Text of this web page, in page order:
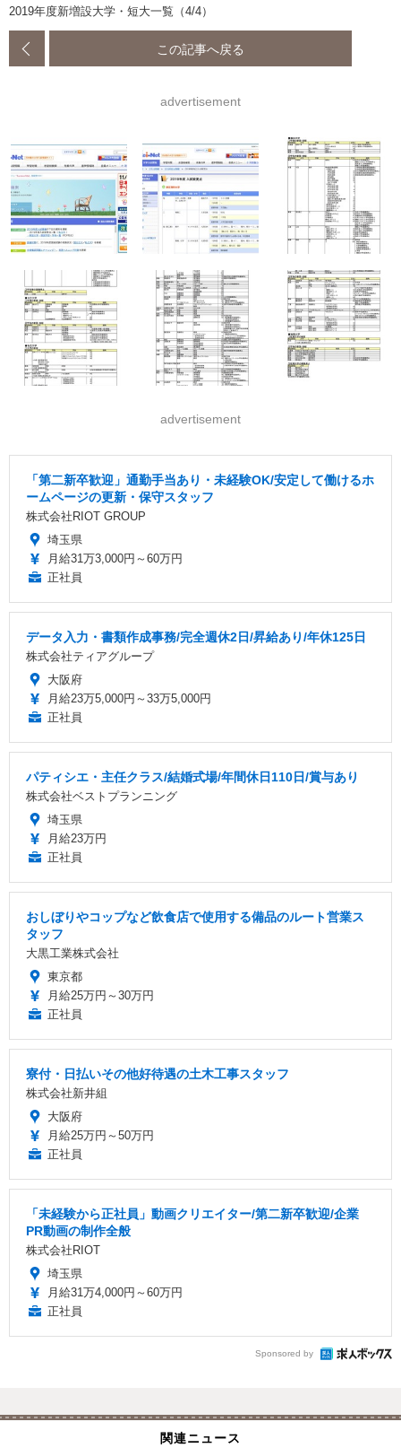
2019年度新増設大学・短大一覧（4/4）
この記事へ戻る
advertisement
advertisement
「第二新卒歓迎」通勤手当あり・未経験OK/安定して働けるホ
ームページの更新・保守スタッフ
株式会社RIOT GROUP
埼玉県
月給31万3,000円～60万円
正社員
データ入力・書類作成事務/完全週休2日/昇給あり/年休125日
株式会社ティアグループ
大阪府
月給23万5,000円～33万5,000円
正社員
パティシエ・主任クラス/結婚式場/年間休日110日/賞与あり
株式会社ベストプランニング
埼玉県
月給23万円
正社員
おしぼりやコップなど飲食店で使用する備品のルート営業ス
タッフ
大黒工業株式会社
東京都
月給25万円～30万円
正社員
寮付・日払いその他好待遇の土木工事スタッフ
株式会社新井組
大阪府
月給25万円～50万円
正社員
「未経験から正社員」動画クリエイター/第二新卒歓迎/企業
PR動画の制作全般
株式会社RIOT
埼玉県
月給31万4,000円～60万円
正社員
Sponsored by
関連ニュース